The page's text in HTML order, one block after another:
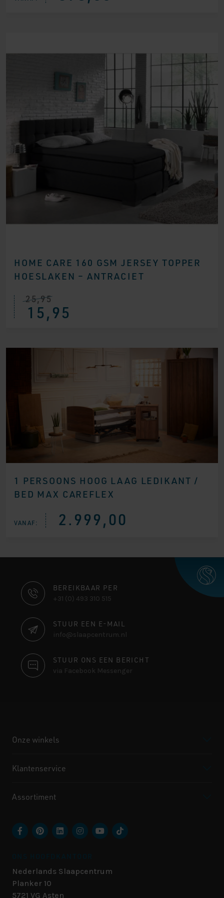
HOME CARE 160 GSM JERSEY TOPPER
HOESLAKEN – ANTRACIET
25,95
15,95
1 PERSOONS HOOG LAAG LEDIKANT /
BED MAX CAREFLEX
VANAF: 2.999,00
CONTACT
INFORMATIE
BEREIKBAAR PER
+31 (0) 493 310 515
STUUR EEN E-MAIL
info@slaapcentrum.nl
STUUR ONS EEN BERICHT
via Facebook Messenger
Onze winkels
Klantenservice
Assortiment
Nederlands Slaapcentrum
Planker 10
5721 VG Asten